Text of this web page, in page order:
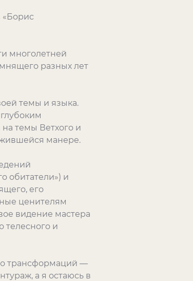
«Борис
многолетней
разных лет
темы и языка.
темы Ветхого и
манере.
обитатели») и
его
ценителям
видение мастера
телесного и
трансформаций —
а я остаюсь в